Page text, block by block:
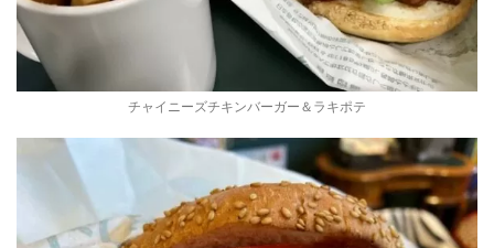
チャイニーズチキンバーガー＆ラキポテ